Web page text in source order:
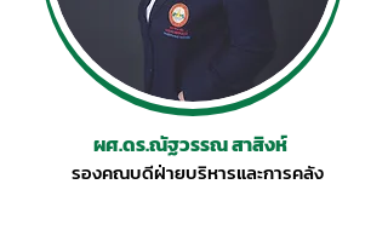
ผศ.ดร.ณัฐวรรณ สาสิงห์
รองคณบดีฝ่ายบริหารและการคลัง